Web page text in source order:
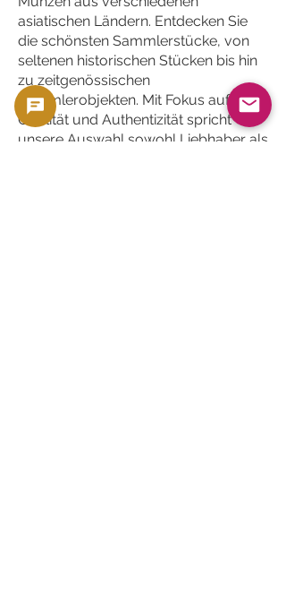
asiatischen Ländern. Entdecken Sie
die schönsten Sammlerstücke, von
seltenen historischen Stücken bis hin
zu zeitgenössischen
Sammlerobjekten. Mit Fokus auf
Qualität und Authentizität spricht
unsere Auswahl sowohl Liebhaber als